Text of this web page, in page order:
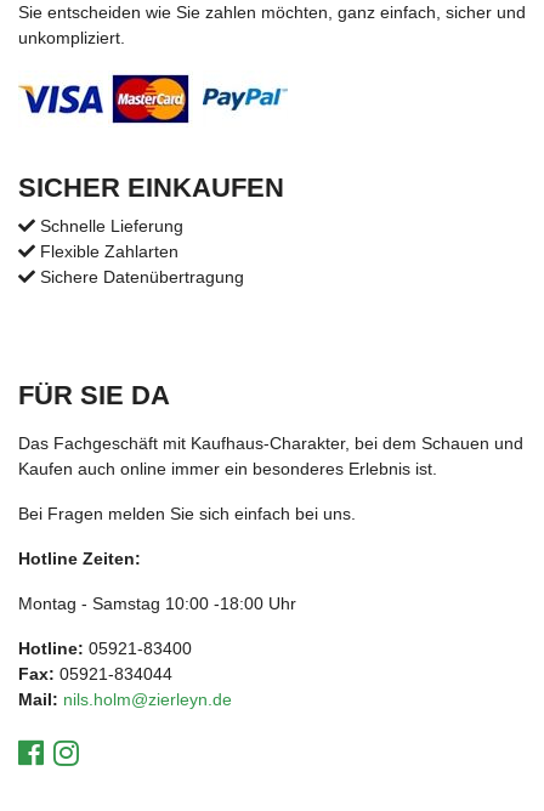
Sie entscheiden wie Sie zahlen möchten, ganz einfach, sicher und
unkompliziert.
SICHER EINKAUFEN
Schnelle Lieferung
Flexible Zahlarten
Sichere Datenübertragung
FÜR SIE DA
Das Fachgeschäft mit Kaufhaus-Charakter, bei dem Schauen und
Kaufen auch online immer ein besonderes Erlebnis ist.
Bei Fragen melden Sie sich einfach bei uns.
Hotline Zeiten:
Montag - Samstag 10:00 -18:00 Uhr
Hotline: 05921-83400
Fax: 05921-834044
Mail: nils.holm@zierleyn.de